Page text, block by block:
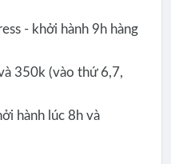
- khởi hành 9h hàng
350k (vào thứ 6,7,
hành lúc 8h và